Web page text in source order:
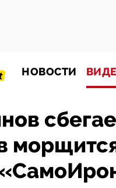
НОВОСТИ